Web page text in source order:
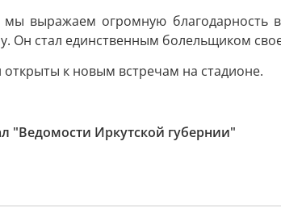
мы выражаем огромную
Он стал единственным болельщиком
к новым встречам на стадионе.
"Ведомости Иркутской губернии"